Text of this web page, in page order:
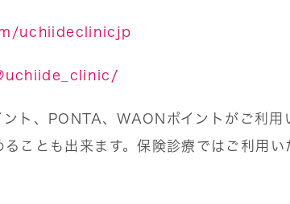
uchiideclinicjp
ト、PONTA、WAONポイントがご利用
ことも出来ます。保険診療ではご利用い